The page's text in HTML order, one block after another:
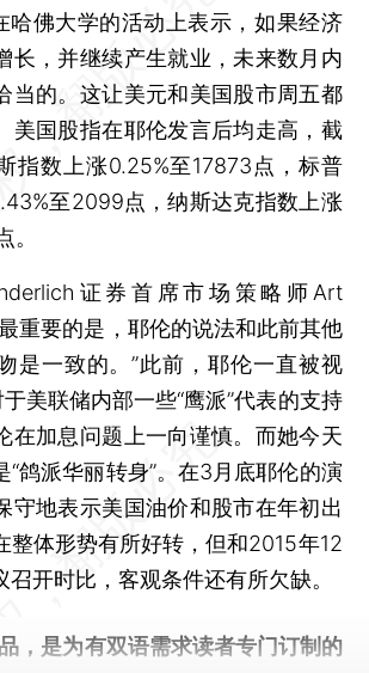
哈佛大学的活动上表示，如果经济
长，并继续产生就业，未来数月内
当的。这让美元和美国股市周五都
美国股指在耶伦发言后均走高，截
指数上涨0.25%至17873点，标普
至2099点，纳斯达克指数上涨
。
证券首席市场策略师Art
重要的是，耶伦的说法和此前其他
是一致的。”此前，耶伦一直被视
于美联储内部一些“鹰派”代表的支持
在加息问题上一向谨慎。而她今天
“鸽派华丽转身”。在3月底耶伦的演
守地表示美国油价和股市在年初出
整体形势有所好转，但和2015年12
召开时比，客观条件还有所欠缺。
，是为有双语需求读者专门订制的